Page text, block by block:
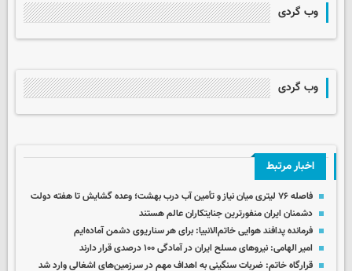
وب گردی
وب گردی
اخبار مرتبط
فاصله ۷۶ لیتری میان نیاز و تأمین آب درب بهشت؛ وعده گشایش تا هفته دولت
دشمنان ایران منفورترین جنایتکاران عالم هستند
فرمانده پدافند هوایی خاتم‌الانبیا: برای هر سناریوی دشمن آماده‌ایم
امیر الهامی: نیروهای مسلح ایران در آمادگی ۱۰۰ درصدی قرار دارند
قرارگاه خاتم‌: ضربات سنگینی به اهداف مهم در سرزمین‌های اشغالی وارد شد